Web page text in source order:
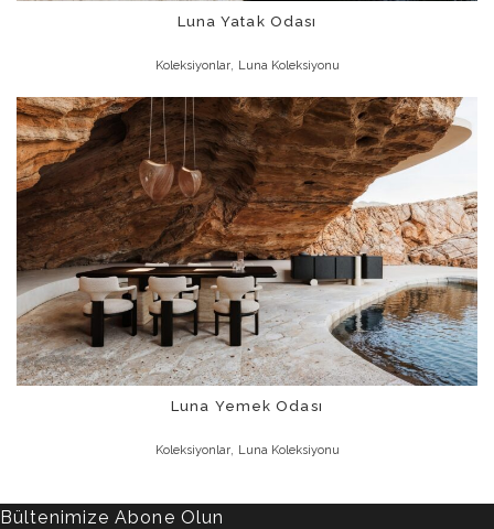
Luna Yatak Odası
Koleksiyonlar, Luna Koleksiyonu
Luna Yemek Odası
Koleksiyonlar, Luna Koleksiyonu
Bültenimize Abone Olun